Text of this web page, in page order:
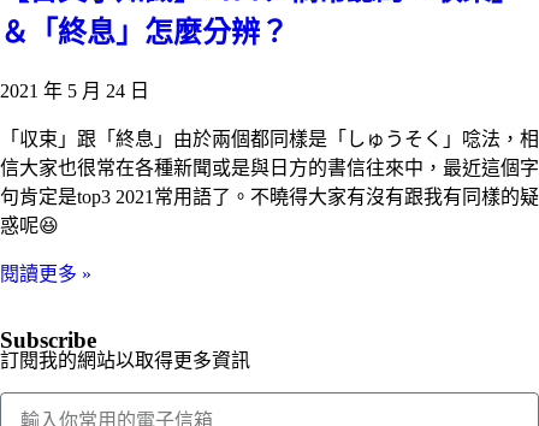
＆「終息」怎麼分辨？
2021 年 5 月 24 日
「収束」跟「終息」由於兩個都同樣是「しゅうそく」唸法，相
信大家也很常在各種新聞或是與日方的書信往來中，最近這個字
句肯定是top3 2021常用語了。不曉得大家有沒有跟我有同樣的疑
惑呢😆
閱讀更多 »
Subscribe
訂閱我的網站以取得更多資訊